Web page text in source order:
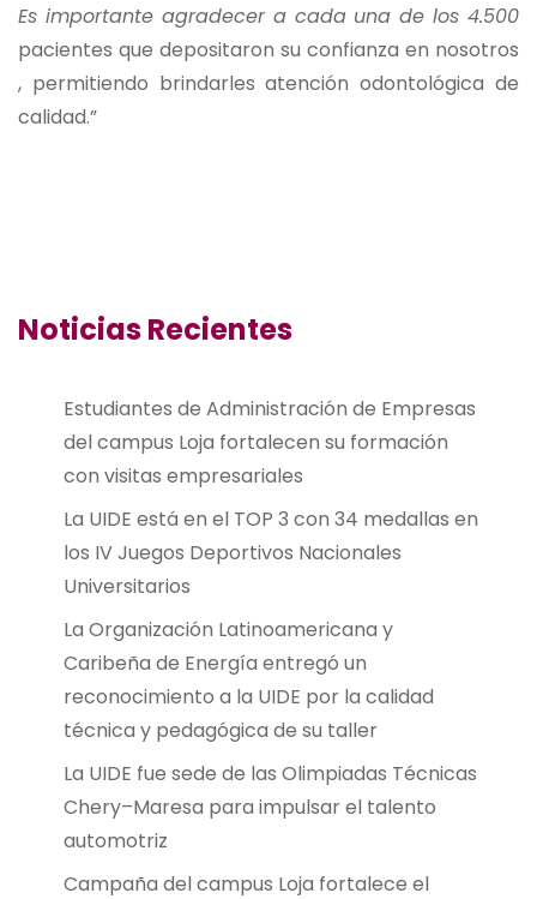
Es importante agradecer a cada una de los 4.500
pacientes que depositaron su confianza en nosotros
, permitiendo brindarles atención odontológica de
calidad.”
Noticias Recientes
Estudiantes de Administración de Empresas
del campus Loja fortalecen su formación
con visitas empresariales
La UIDE está en el TOP 3 con 34 medallas en
los IV Juegos Deportivos Nacionales
Universitarios
La Organización Latinoamericana y
Caribeña de Energía entregó un
reconocimiento a la UIDE por la calidad
técnica y pedagógica de su taller
La UIDE fue sede de las Olimpiadas Técnicas
Chery–Maresa para impulsar el talento
automotriz
Campaña del campus Loja fortalece el